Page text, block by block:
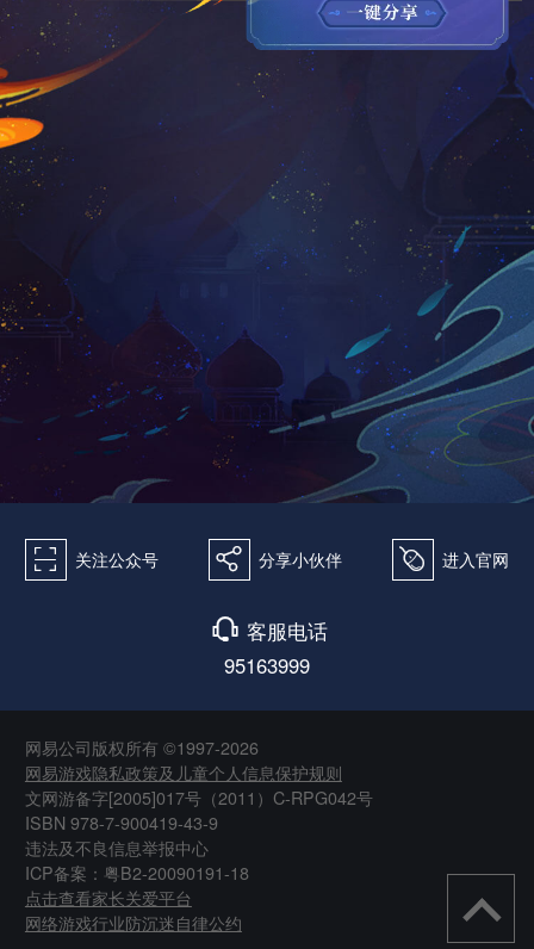
大唐官府
123】经脉演变
已用乾元丹 :
򰀁 关注公众号 򰀂 分享小伙伴 򰀄 进入官网
򰀃 客服电话
95163999
网易公司版权所有 ©1997-2026
网易游戏隐私政策及儿童个人信息保护规则
文网游备字[2005]017号（2011）C-RPG042号
ISBN 978-7-900419-43-9
违法及不良信息举报中心
ICP备案：粤B2-20090191-18
点击查看家长关爱平台
网络游戏行业防沉迷自律公约